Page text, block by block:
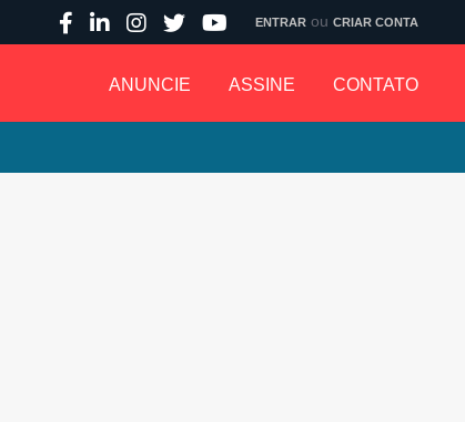
ANUNCIE ASSINE CONTATO
ENTRAR ou CRIAR CONTA